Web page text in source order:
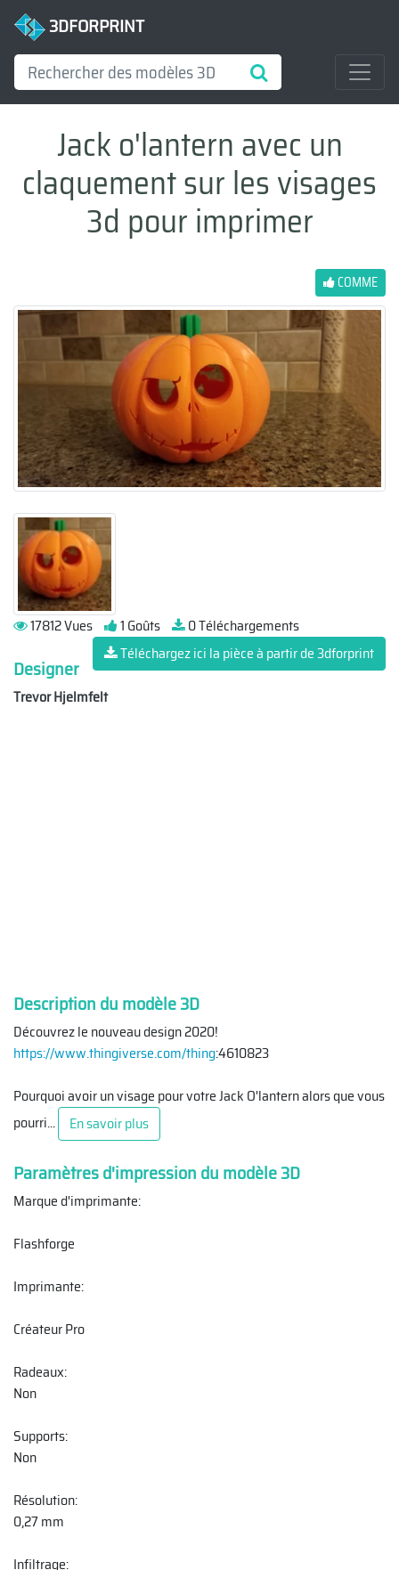
3DFORPRINT
Jack o'lantern avec un
claquement sur les visages
3d pour imprimer
COMME
17812 Vues 1 Goûts
0 Téléchargements
Téléchargez ici la pièce à partir de 3dforprint
Designer
Trevor Hjelmfelt
Description du modèle 3D
Découvrez le nouveau design 2020!
https://www.thingiverse.com/thing:4610823
Pourquoi avoir un visage pour votre Jack O'lantern alors que vous
pourri... En savoir plus
Paramètres d'impression du modèle 3D
Marque d'imprimante:
Flashforge
Imprimante:
Créateur Pro
Radeaux:
Non
Supports:
Non
Résolution:
0,27 mm
Infiltrage: